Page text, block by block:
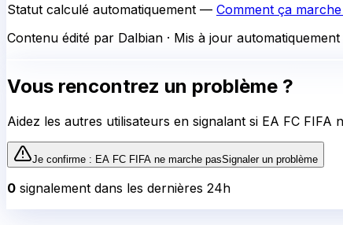
Statut calculé automatiquement — Comment ça
Contenu édité par Dalbian · Mis à jour automatiquement
Vous rencontrez un problème ?
Aidez les autres utilisateurs en signalant si EA FC FIFA
Je confirme : EA FC FIFA ne marche pasSignaler un problème
0 signalement dans les dernières 24h